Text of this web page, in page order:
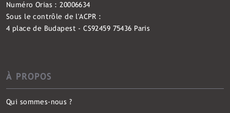
Numéro Orias : 20006634
Sous le contrôle de l'ACPR :
4 place de Budapest - CS92459 75436 Paris
À PROPOS
Qui sommes-nous ?